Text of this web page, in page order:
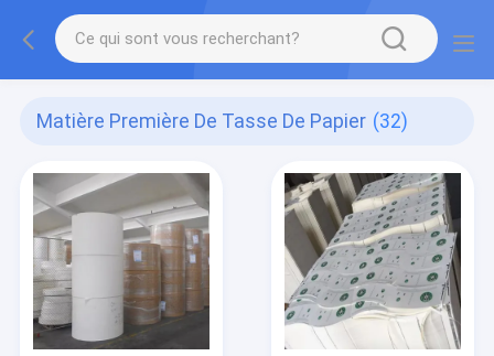
Matière Première De Tasse De Papier (32)